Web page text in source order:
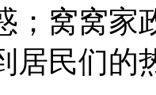
；窝窝家
居民们的